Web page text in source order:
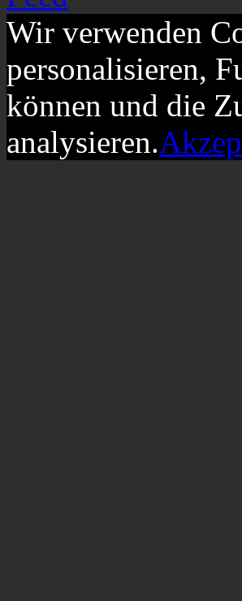
Wir verwenden
personalisieren,
können und die
analysieren.